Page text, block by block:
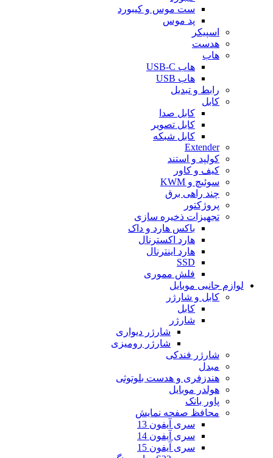
ست موس و کیبورد
پد موس
اسپیکر
هدست
هاب
هاب USB-C
هاب USB
رابط و تبدیل
کابل
کابل صدا
کابل تصویر
کابل شبکه
Extender
کولپد و استند
کیف و کاور
سوئیچ و KWM
چند راهی برق
پروژکتور
تجهیزات ذخیره سازی
باکس هارد و داک
هارد اکسترنال
هارد اینترنال
SSD
فلش مموری
لوازم جانبی موبایل
کابل و شارژر
کابل
شارژر
شارژر دیواری
شارژر رومیزی
شارژر فندکی
مبدل
هندزفری و هدست بلوتوثی
هولدر موبایل
پاور بانک
محافظ صفحه نمایش
سری آیفون 13
سری آیفون 14
سری آیفون 15